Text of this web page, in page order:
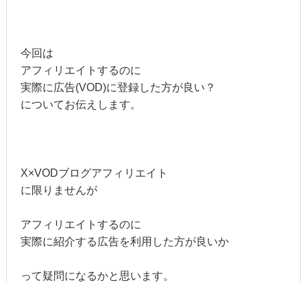
今回は
アフィリエイトするのに
実際に広告(VOD)に登録した方が良い？
についてお伝えします。
X×VODブログアフィリエイト
に限りませんが
アフィリエイトするのに
実際に紹介する広告を利用した方が良いか
って疑問になるかと思います。